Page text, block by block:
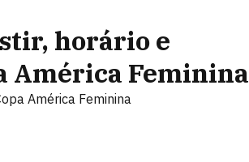
horário e
América Feminina
América Feminina